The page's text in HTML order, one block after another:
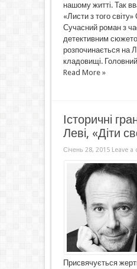
нашому житті. Так
«Листи з того світу»
Сучасний роман з
детективним
розпочинається на
кладовищі.
Read More »
Історичні
Леві, «Діти
Січень 28, 2015 Leave
Присвячується